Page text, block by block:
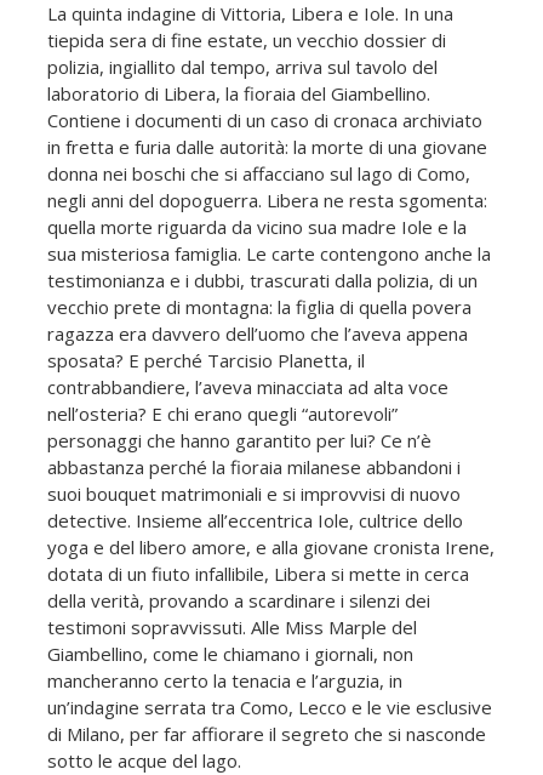
La quinta indagine di Vittoria, Libera e Iole. In una
tiepida sera di fine estate, un vecchio dossier di
polizia, ingiallito dal tempo, arriva sul tavolo del
laboratorio di Libera, la fioraia del Giambellino.
Contiene i documenti di un caso di cronaca archiviato
in fretta e furia dalle autorità: la morte di una giovane
donna nei boschi che si affacciano sul lago di Como,
negli anni del dopoguerra. Libera ne resta sgomenta:
quella morte riguarda da vicino sua madre Iole e la
sua misteriosa famiglia. Le carte contengono anche la
testimonianza e i dubbi, trascurati dalla polizia, di un
vecchio prete di montagna: la figlia di quella povera
ragazza era davvero dell’uomo che l’aveva appena
sposata? E perché Tarcisio Planetta, il
contrabbandiere, l’aveva minacciata ad alta voce
nell’osteria? E chi erano quegli “autorevoli”
personaggi che hanno garantito per lui? Ce n’è
abbastanza perché la fioraia milanese abbandoni i
suoi bouquet matrimoniali e si improvvisi di nuovo
detective. Insieme all’eccentrica Iole, cultrice dello
yoga e del libero amore, e alla giovane cronista Irene,
dotata di un fiuto infallibile, Libera si mette in cerca
della verità, provando a scardinare i silenzi dei
testimoni sopravvissuti. Alle Miss Marple del
Giambellino, come le chiamano i giornali, non
mancheranno certo la tenacia e l’arguzia, in
un’indagine serrata tra Como, Lecco e le vie esclusive
di Milano, per far affiorare il segreto che si nasconde
sotto le acque del lago.